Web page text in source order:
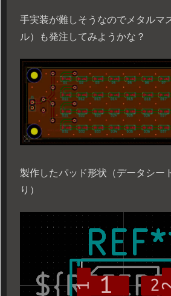
手実装が難しそうなのでメタルマ
ル）も発注してみようかな？
製作したパッド形状（データシー
り）